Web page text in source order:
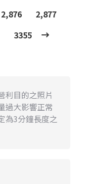
2,876
2,877
3355
利目的之照片
過大影響正常
為3分鐘長度之